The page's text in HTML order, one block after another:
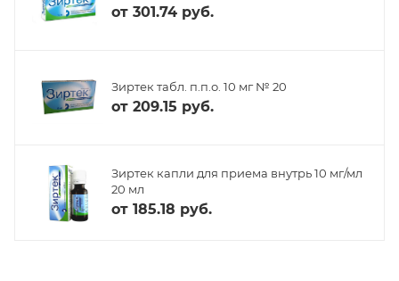
от 301.74 руб.
Зиртек табл. п.п.о. 10 мг № 20
от 209.15 руб.
Зиртек капли для приема внутрь 10 мг/мл
20 мл
от 185.18 руб.